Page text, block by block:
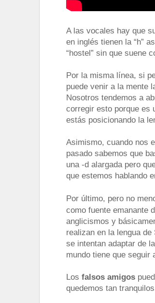
A las vocales hay que
en inglés tienen la “h”
“hostel” sin que suene
Por la misma línea, si
puede venir a la mente
Nosotros tendemos a
corregir esto porque es
estás posicionando la
Asimismo, cuando nos
pasado sabemos que
una -d alargada pero
que estemos hablando
Por último, pero no
como fuente emanante
anglicismos y
realizan en la lengua
se intentan adaptar de
mundo tiene que seguir
Los falsos amigos
quedemos tan